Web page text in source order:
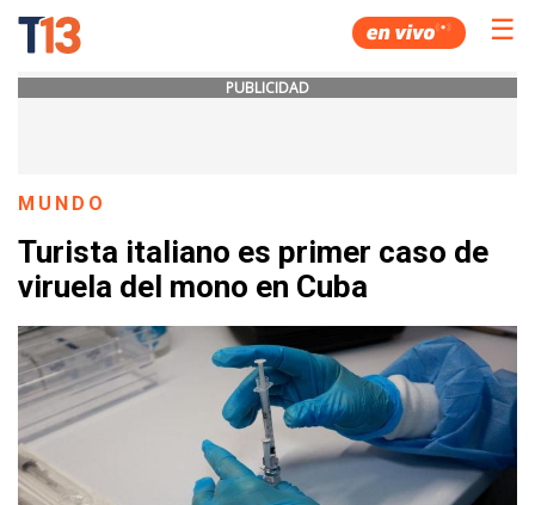
☰
PUBLICIDAD
MUNDO
Turista italiano es primer caso de
viruela del mono en Cuba